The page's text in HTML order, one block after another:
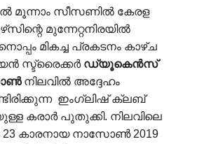
സീസണിൽ കേരള
മുന്നേറ്റനിരയിൽ
മികച്ച പ്രകടനം കാഴ്ച
സ്ട്രൈക്കർ ഡ്യൂകെൻസ്
നിലവിൽ അദ്ദേഹം
ഇംഗ്ലിഷ് ക്ലബ്
കരാർ പുതുക്കി. നിലവിലെ
23 കാരനായ നാസോൺ 2019